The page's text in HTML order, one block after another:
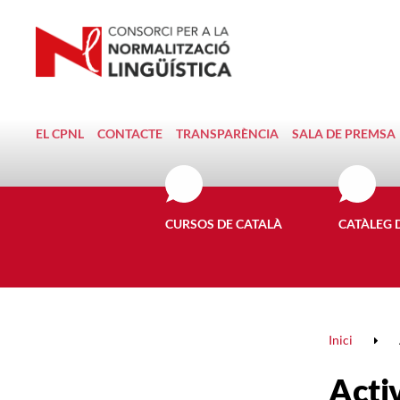
EL CPNL CONTACTE TRANSPARÈNCIA SALA DE PREMSA
CURSOS DE CATALÀ CATÀLEG
Inici